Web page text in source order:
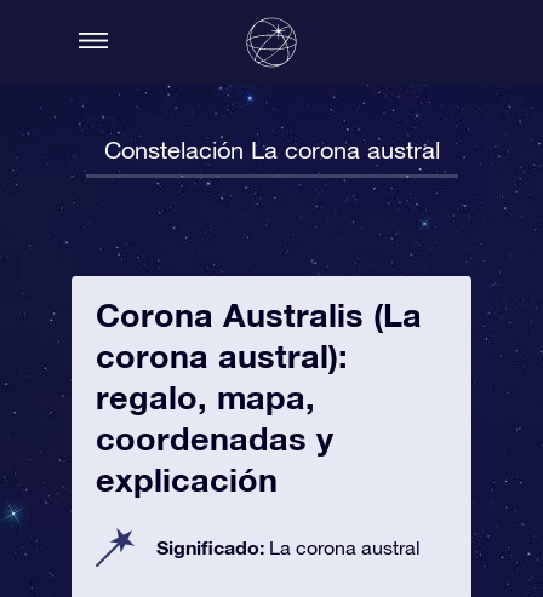
Constelación La corona austral
Corona Australis (La
corona austral):
regalo, mapa,
coordenadas y
explicación
Significado: La corona austral